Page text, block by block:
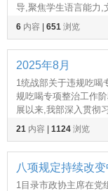
导,聚焦学生语言能力,
深化教学评一体化改
中英语教学质量分析报
6 内容 651 浏览
2025年8月
1统战部关于违规吃喝
规吃喝专项整治工作
展以来,我部深入贯彻
和中央八项规定及其
年领导干部关于作风
21 内容 1124 浏览
八项规定持续改变
1目录市政协主席在党